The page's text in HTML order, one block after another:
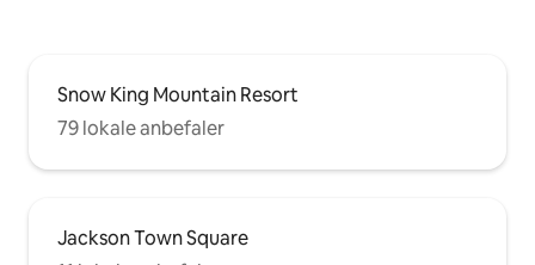
Snow King Mountain Resort
79 lokale anbefaler
Jackson Town Square